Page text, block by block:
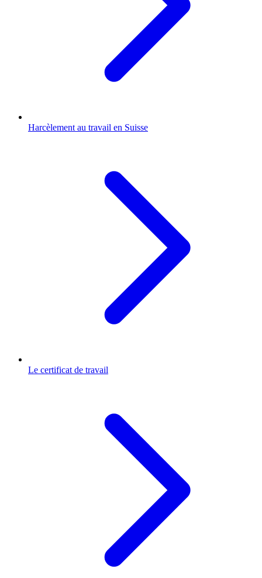
Harcèlement au travail en Suisse
Le certificat de travail